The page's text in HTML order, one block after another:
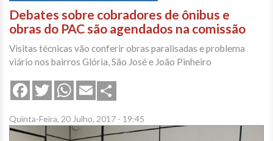
Debates sobre cobradores de ônibus e
obras do PAC são agendados na comissão
Visitas técnicas vão conferir obras paralisadas e problema
viário nos bairros Glória, São José e João Pinheiro
FacebookTwitterWhatsApp
Email
Quinta-Feira, 20 Julho, 2017 - 19:45